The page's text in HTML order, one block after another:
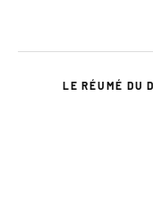
LE RÉUMÉ DU